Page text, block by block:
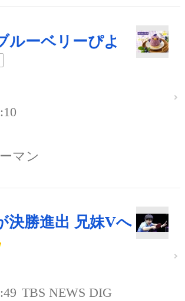
ルーベリーぴよ
マン
決勝進出 兄妹Vへ
TBS NEWS DIG